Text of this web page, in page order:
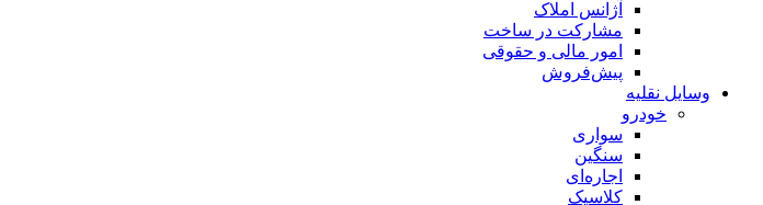
آژانس املاک
مشارکت در ساخت
امور مالی و حقوقی
پیش‌فروش
وسایل نقلیه
خودرو
سواری
سنگین
اجاره‌ای
کلاسیک